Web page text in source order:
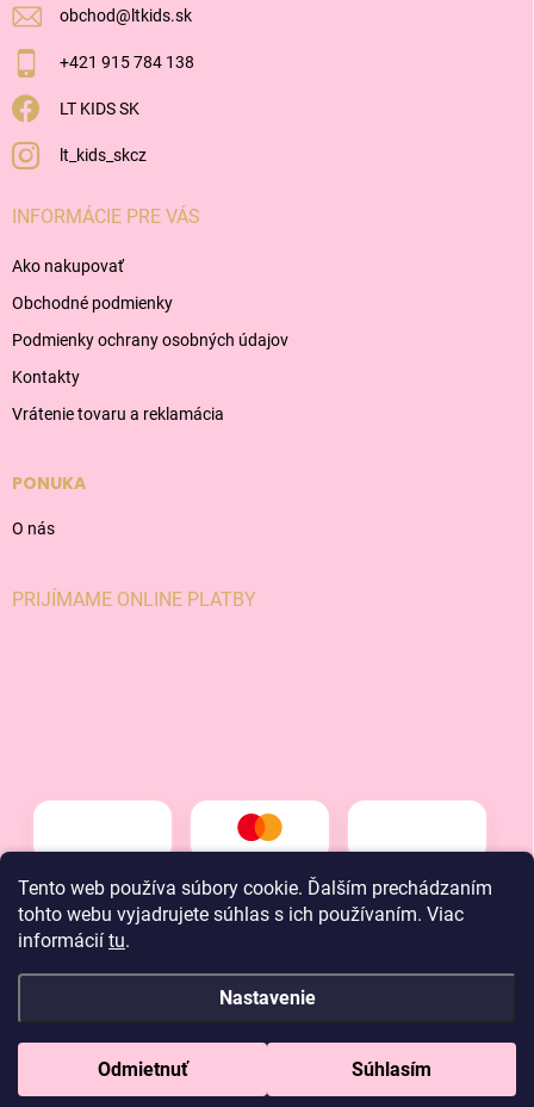
Tento web používa súbory cookie. Ďalším prechádzaním
tohto webu vyjadrujete súhlas s ich používaním. Viac
informácií tu.
Nastavenie
Odmietnuť Súhlasím
obchod@ ltkids.sk
+421 915 784 138
LT KIDS SK
lt_kids_skcz
INFORMÁCIE PRE VÁS
Ako nakupovať
Obchodné podmienky
Podmienky ochrany osobných údajov
Kontakty
Vrátenie tovaru a reklamácia
PONUKA
O nás
PRIJÍMAME ONLINE PLATBY
Copyright 2026LT kids. Všetky práva vyhradené.